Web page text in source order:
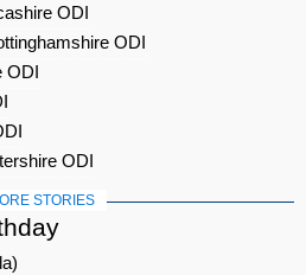
ODI
ODI
ODI
ODI
STORIES